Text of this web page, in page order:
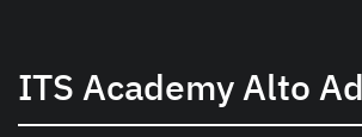
ITS Academy Alto